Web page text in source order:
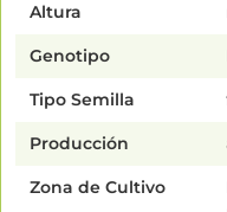
Altura
Genotipo
Tipo Semilla
Producción
Zona de Cultivo